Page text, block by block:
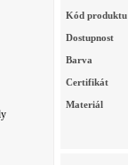
Kód produktu
Dostupnost
Barva
Certifikát
Materiál